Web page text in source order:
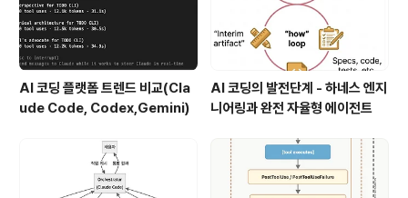
AI 코딩 플랫폼 트렌드 비교(Cla
ude Code, Codex,Gemini)
AI 코딩의 발전단계 - 하네스 엔지
니어링과 완전 자율형 에이전트